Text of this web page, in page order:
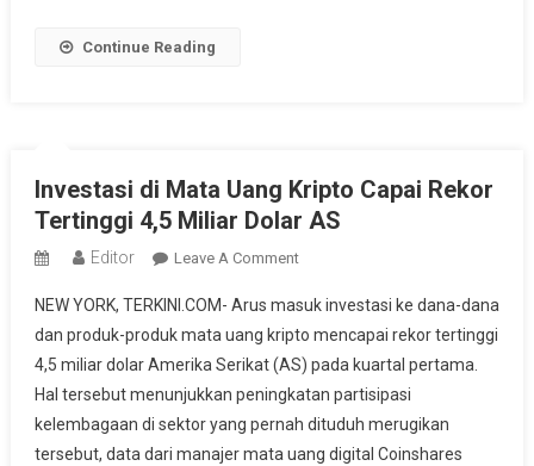
Continue Reading
Investasi di Mata Uang Kripto Capai Rekor
Tertinggi 4,5 Miliar Dolar AS
Editor Leave A CommentOn
Di
Mata
Uang
Kripto
Capai
Rekor
NEW YORK, TERKINI.COM- Arus masuk investasi ke dana-dana
dan produk-produk mata uang kripto mencapai rekor tertinggi
4,5 miliar dolar Amerika Serikat (AS) pada kuartal pertama.
Hal tersebut menunjukkan peningkatan partisipasi
kelembagaan di sektor yang pernah dituduh merugikan
tersebut, data dari manajer mata uang digital Coinshares